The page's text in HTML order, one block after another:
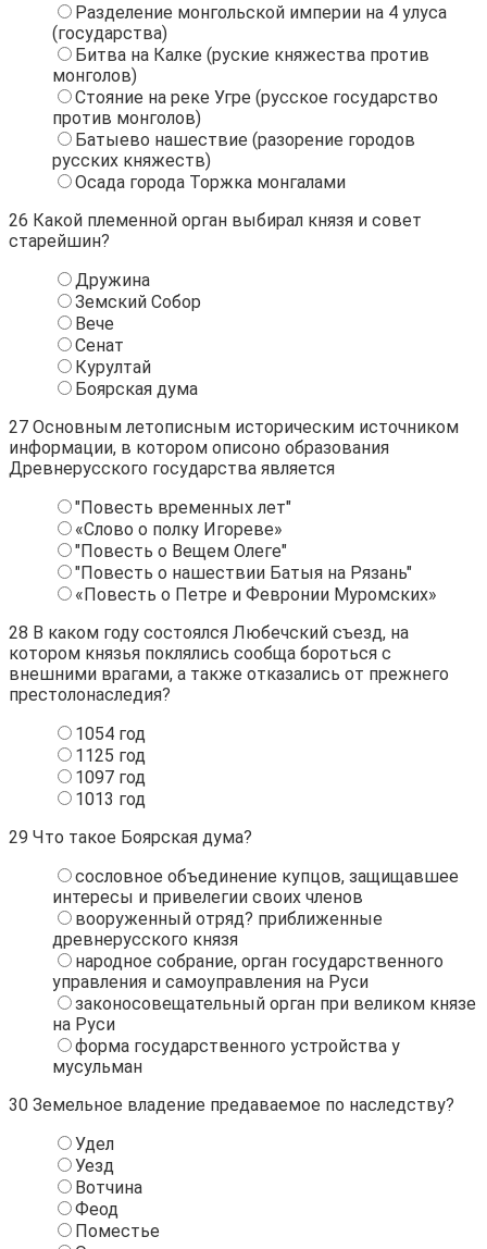
Разделение монгольской империи на 4 улуса
(государства)
Битва на Калке (руские княжества против
монголов)
Стояние на реке Угре (русское государство
против монголов)
Батыево нашествие (разорение городов
русских княжеств)
Осада города Торжка монгалами
26 Какой племенной орган выбирал князя и совет
старейшин?
Дружина
Земский Собор
Вече
Сенат
Курултай
Боярская дума
27 Основным летописным историческим источником
информации, в котором описоно образования
Древнерусского государства является
"Повесть временных лет"
«Слово о полку Игореве»
"Повесть о Вещем Олеге"
"Повесть о нашествии Батыя на Рязань"
«Повесть о Петре и Февронии Муромских»
28 В каком году состоялся Любечский съезд, на
котором князья поклялись сообща бороться с
внешними врагами, а также отказались от прежнего
престолонаследия?
1054 год
1125 год
1097 год
1013 год
29 Что такое Боярская дума?
сословное объединение купцов, защищавшее
интересы и привелегии своих членов
вооруженный отряд? приближенные
древнерусского князя
народное собрание, орган государственного
управления и самоуправления на Руси
законосовещательный орган при великом князе
на Руси
форма государственного устройства у
мусульман
30 Земельное владение предаваемое по наследству?
Удел
Уезд
Вотчина
Феод
Поместье